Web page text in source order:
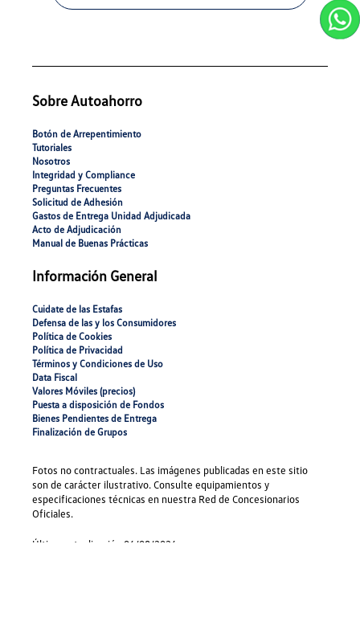
Sobre Autoahorro
Botón de Arrepentimiento
Tutoriales
Nosotros
Integridad y Compliance
Preguntas Frecuentes
Solicitud de Adhesión
Gastos de Entrega Unidad Adjudicada
Acto de Adjudicación
Manual de Buenas Prácticas
Información General
Cuidate de las Estafas
Defensa de las y los Consumidores
Política de Cookies
Polí­tica de Privacidad
Términos y Condiciones de Uso
Data Fiscal
Valores Móviles (precios)
Puesta a disposición de Fondos
Bienes Pendientes de Entrega
Finalización de Grupos
Fotos no contractuales. Las imágenes publicadas en este sitio
son de carácter ilustrativo. Consulte equipamientos y
especificaciones técnicas en nuestra Red de Concesionarios
Oficiales.
Última actualización 06/08/2026